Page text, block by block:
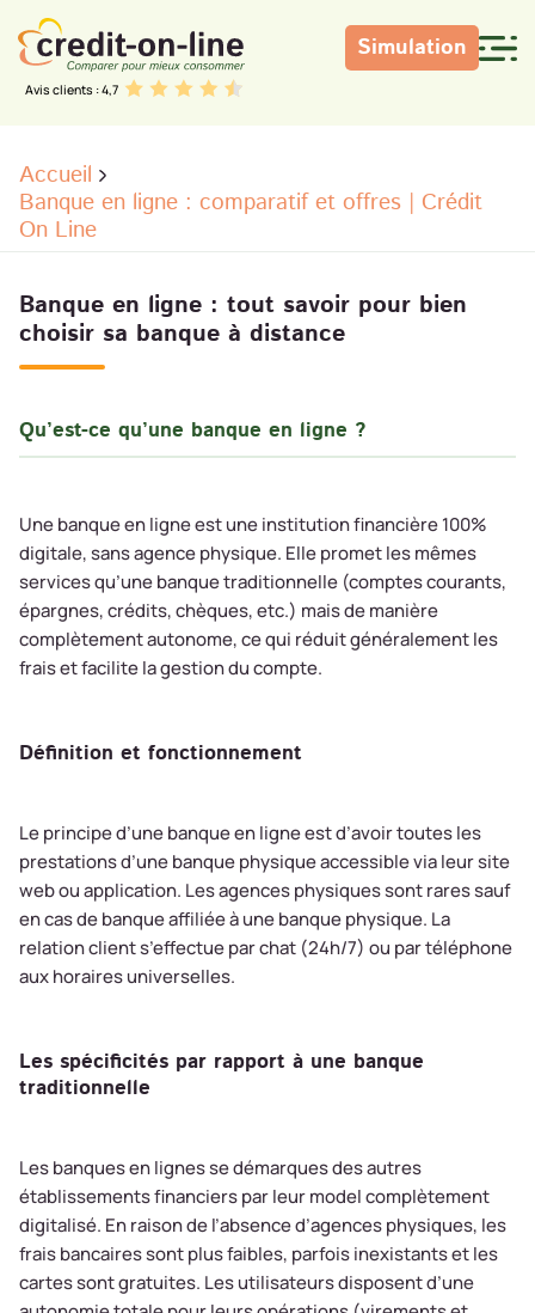
Avis clients : 4,7
Simulation
Accueil
Banque en ligne : comparatif et offres | Crédit
On Line
Banque en ligne : tout savoir pour bien
choisir sa banque à distance
Qu’est-ce qu’une banque en ligne ?
Une banque en ligne est une institution financière 100%
digitale, sans agence physique. Elle promet les mêmes
services qu’une banque traditionnelle (comptes courants,
épargnes, crédits, chèques, etc.) mais de manière
complètement autonome, ce qui réduit généralement les
frais et facilite la gestion du compte.
Définition et fonctionnement
Le principe d’une banque en ligne est d’avoir toutes les
prestations d’une banque physique accessible via leur site
web ou application. Les agences physiques sont rares sauf
en cas de banque affiliée à une banque physique. La
relation client s’effectue par chat (24h/7) ou par téléphone
aux horaires universelles.
Les spécificités par rapport à une banque
traditionnelle
Les banques en lignes se démarques des autres
établissements financiers par leur model complètement
digitalisé. En raison de l’absence d’agences physiques, les
frais bancaires sont plus faibles, parfois inexistants et les
cartes sont gratuites. Les utilisateurs disposent d’une